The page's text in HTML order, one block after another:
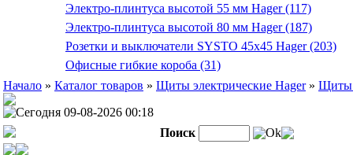
Электро-плинтуса высотой 55 мм Hager (117)
Электро-плинтуса высотой 80 мм Hager (187)
Розетки и выключатели SYSTO 45х45 Hager (203)
Офисные гибкие короба (31)
Начало » Каталог товаров » Щиты электрические Hager» Щиты
Сегодня 09-08-2026 00:18
Поиск
Ok